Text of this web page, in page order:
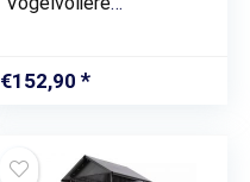
Zuchtkäfig Tierkäfig
Wellensittich
Papagei…
€152,90